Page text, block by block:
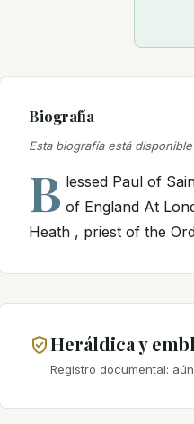
Biografía
Esta biografía está
B lessed Paul of
of England At
Heath , priest of the
Heráldica y
Registro documental: